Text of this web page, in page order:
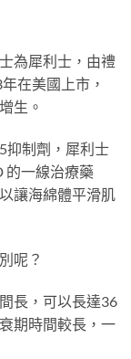
為犀利士，由禮
在美國上市，
生。
抑制劑，犀利士
的一線治療藥
讓海綿體平滑肌
呢？
長，可以長達36
期時間較長，一